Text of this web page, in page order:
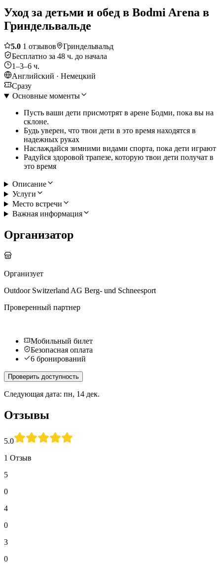
Уход за детьми и обед в Bodmi Arena в
Гриндельвальде
5.0 1 отзывов
Гриндельвальд
Бесплатно за 48 ч. до начала
1–3–6 ч.
Английский · Немецкий
Сразу
Основные моменты
Пусть ваши дети присмотрят в арене Бодми, пока вы на
склоне.
Будь уверен, что твои дети в это время находятся в
надежных руках
Наслаждайся зимними видами спорта, пока дети играют
Радуйся здоровой трапезе, которую твои дети получат в
это время
Описание
Услуги
Место встречи
Важная информация
Организатор
Организует
Outdoor Switzerland AG Berg- und Schneesport
Проверенный партнер
Мобильный билет
Безопасная оплата
6 бронирований
Проверить доступность
Следующая дата: пн, 14 дек.
Отзывы
5.0
1 Отзыв
5
0
4
0
3
0